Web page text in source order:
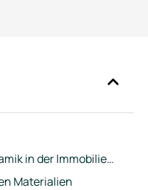
Die Bedeutung von Keramik in der Immobilienbranche
Materialien